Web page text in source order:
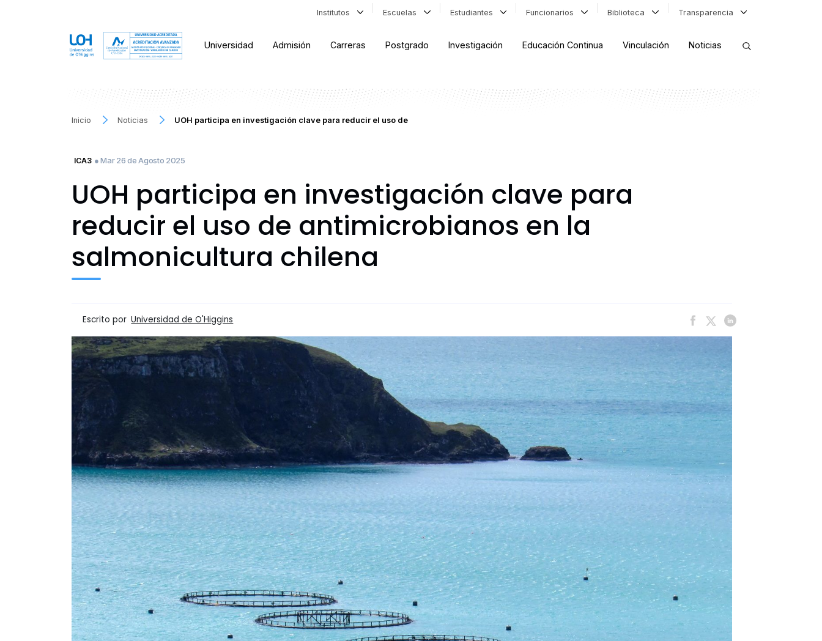
Institutos Escuelas Estudiantes Funcionarios Biblioteca Transparencia
Universidad Admisión Carreras Postgrado Investigación Educación Continua Vinculación Noticias
Inicio Noticias UOH participa en investigación clave para reducir el uso de
ICA3 ● Mar 26 de Agosto 2025
UOH participa en investigación clave para
reducir el uso de antimicrobianos en la
salmonicultura chilena
Escrito por Universidad de O'Higgins